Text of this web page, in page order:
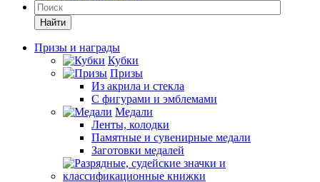
Найти
Призы и награды
Кубки
Призы
Из акрила и стекла
С фигурами и эмблемами
Медали
Ленты, колодки
Памятные и сувенирные медали
Заготовки медалей